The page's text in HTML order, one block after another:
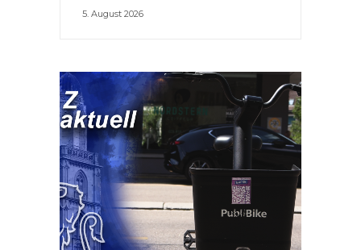
5. August 2026